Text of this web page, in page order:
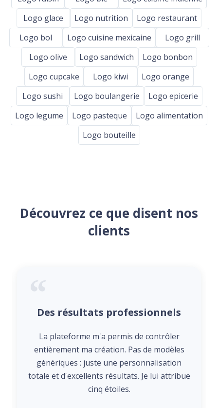
Logo glace
Logo nutrition
Logo restaurant
Logo bol
Logo cuisine mexicaine
Logo grill
Logo olive
Logo sandwich
Logo bonbon
Logo cupcake
Logo kiwi
Logo orange
Logo sushi
Logo boulangerie
Logo epicerie
Logo legume
Logo pasteque
Logo alimentation
Logo bouteille
Découvrez ce que disent nos
clients
Des résultats professionnels
La plateforme m'a permis de contrôler
entièrement ma création. Pas de modèles
génériques : juste une personnalisation
totale et d'excellents résultats. Je lui attribue
cinq étoiles.